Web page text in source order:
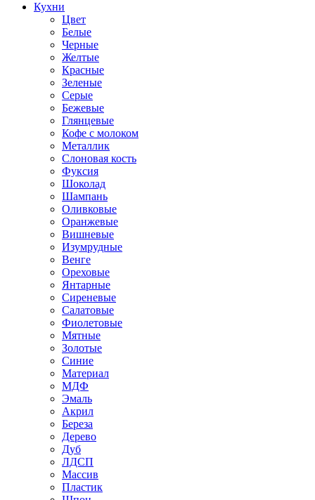
Кухни
Цвет
Белые
Черные
Желтые
Красные
Зеленые
Серые
Бежевые
Глянцевые
Кофе с молоком
Металлик
Слоновая кость
Фуксия
Шоколад
Шампань
Оливковые
Оранжевые
Вишневые
Изумрудные
Венге
Ореховые
Янтарные
Сиреневые
Салатовые
Фиолетовые
Мятные
Золотые
Синие
Материал
МДФ
Эмаль
Акрил
Береза
Дерево
Дуб
ЛДСП
Массив
Пластик